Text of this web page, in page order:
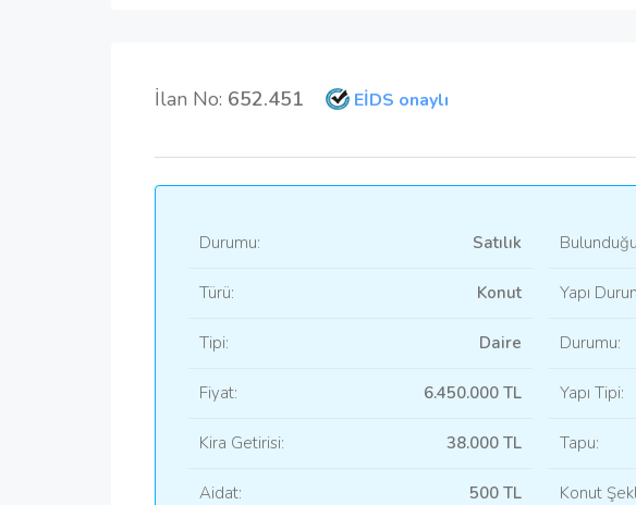
İlan No: 652.451 EİDS onaylı
Durumu: Satılık
Türü: Konut
Tipi: Daire
Fiyat: 6.450.000 TL
Kira Getirisi: 38.000 TL
Aidat: 500 TL
Yapı
Durumu:
Yapı Tipi:
Tapu:
Konut